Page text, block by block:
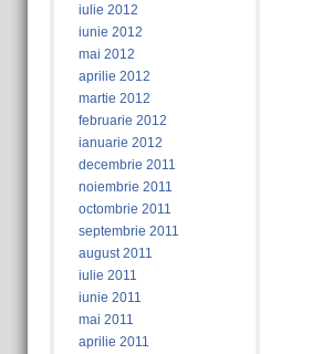
iulie 2012
iunie 2012
mai 2012
aprilie 2012
martie 2012
februarie 2012
ianuarie 2012
decembrie 2011
noiembrie 2011
octombrie 2011
septembrie 2011
august 2011
iulie 2011
iunie 2011
mai 2011
aprilie 2011